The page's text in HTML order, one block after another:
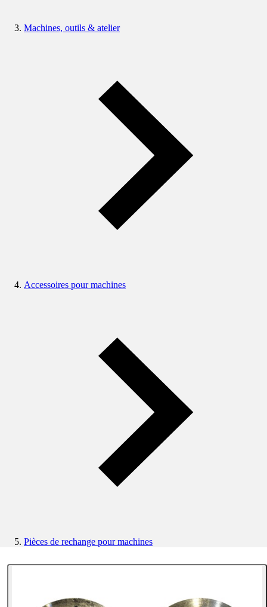
Machines, outils & atelier
Accessoires pour machines
Pièces de rechange pour machines